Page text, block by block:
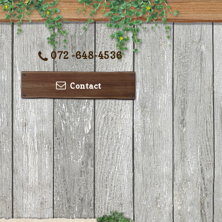
072 -648-4536
Contact